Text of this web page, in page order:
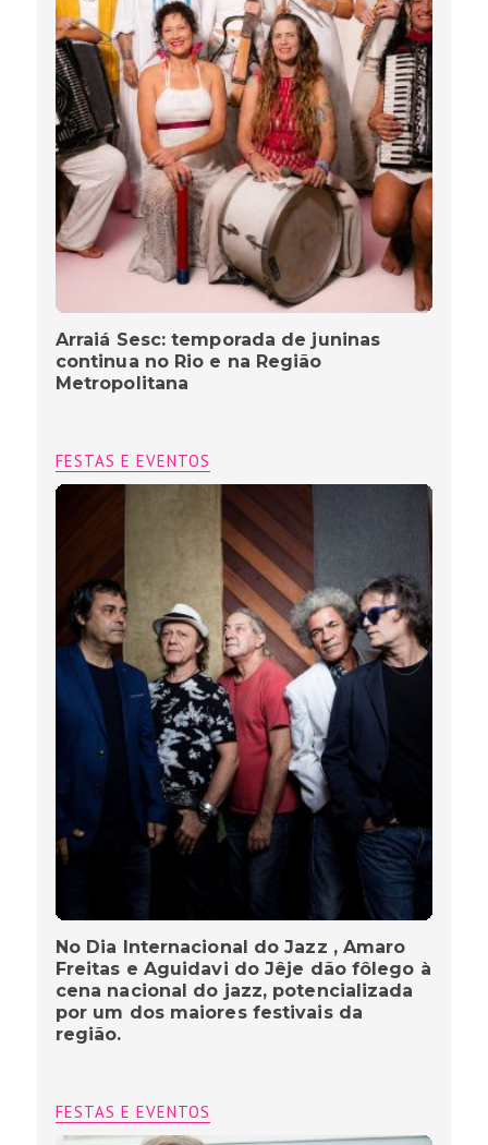
Arraiá Sesc: temporada de juninas
continua no Rio e na Região
Metropolitana
FESTAS E EVENTOS
No Dia Internacional do Jazz , Amaro
Freitas e Aguidavi do Jêje dão fôlego à
cena nacional do jazz, potencializada
por um dos maiores festivais da
região.
FESTAS E EVENTOS